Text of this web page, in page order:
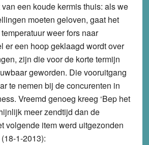
een koude kermis thuis: als we
moeten geloven, gaat het
weer fors naar
er een hoop geklaagd wordt over
zijn die voor de korte termijn
geworden. Die vooruitgang
te nemen bij de concurenten in
Vreemd genoeg kreeg ‘Bep het
meer zendtijd dan de
volgende item werd uitgezonden
1-2013):